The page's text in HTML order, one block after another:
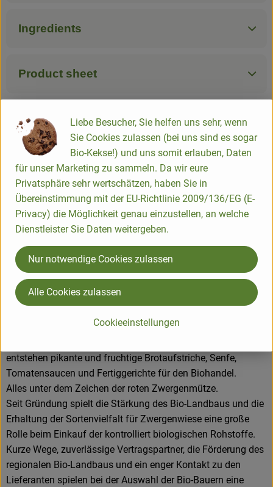
Ingredients
Product sheet
Origin
Hersteller: Zwergenwiese
DV
ZWERGENWIESE Naturkost GmbH
D 24887 Silberstedt
für liebevoll und sorgfältig hergestellte Bio-Lebensmittel.
entstehen pikante und fruchtige Brotaufstriche, Senfe,
Tomatensaucen und Fertiggerichte für den Biohandel.
Alles unter dem Zeichen der roten Zwergenmütze.
Seit Gründung spielt die Stärkung des Bio-Landbaus und die
Erhaltung der Sortenvielfalt für Zwergenwiese eine große
Rolle beim Einkauf der kontrolliert biologischen Rohstoffe.
Kurze Wege, zuverlässige Vertragspartner, die Förderung des
regionalen Bio-Landbaus und ein enger Kontakt zu den
Lieferanten spielen bei der Auswahl der Bio-Bauern eine
Liebe Besucher, Sie helfen uns sehr, wenn
Sie Cookies zulassen (bei uns sind es sogar
Bio-Kekse!) und uns somit erlauben, Daten
für unser Marketing zu sammeln. Da wir eure
Privatsphäre sehr wertschätzen, haben Sie in
Übereinstimmung mit der EU-Richtlinie 2009/136/EG (E-
Privacy) die Möglichkeit genau einzustellen, an welche
Dienstleister Sie Daten weitergeben.
Cookieeinstellungen
Nur notwendige Cookies zulassen
Alle Cookies zulassen